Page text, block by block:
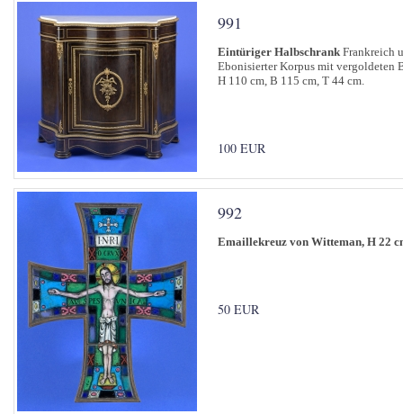
991
Eintüriger Halbschrank Frankreich
Ebonisierter Korpus mit vergoldeten
H 110 cm, B 115 cm, T 44 cm.
100 EUR
992
Emaillekreuz von Witteman, H 22
50 EUR